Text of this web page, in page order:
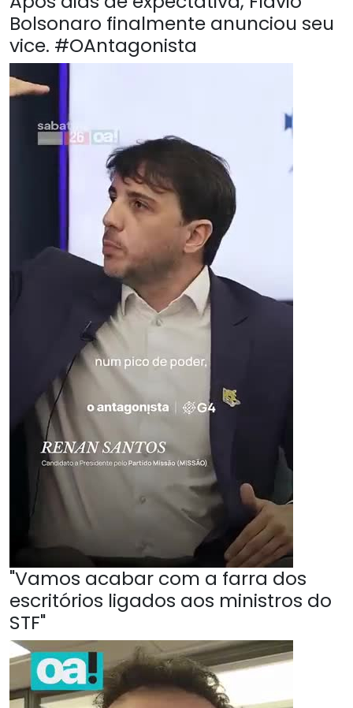
Bolsonaro finalmente anunciou seu
vice. #OAntagonista
"Vamos acabar com a farra dos
escritórios ligados aos ministros do
STF"